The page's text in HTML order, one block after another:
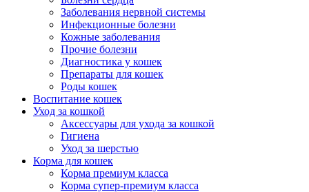
Заболевания нервной системы
Инфекционные болезни
Кожные заболевания
Прочие болезни
Диагностика у кошек
Препараты для кошек
Роды кошек
Воспитание кошек
Уход за кошкой
Аксессуары для ухода за кошкой
Гигиена
Уход за шерстью
Корма для кошек
Корма премиум класса
Корма супер-премиум класса